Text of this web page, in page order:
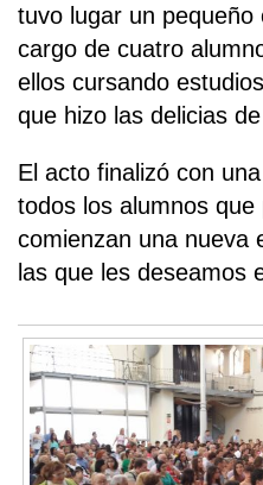
tuvo lugar un pequeño
cargo de cuatro
ellos cursando
que hizo las delicias
El acto finalizó con
todos los alumnos
comienzan una nueva
las que les deseamos